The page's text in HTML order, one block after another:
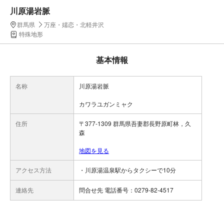
川原湯岩脈
群馬県
万座・嬬恋・北軽井沢
特殊地形
基本情報
名称 川原湯岩脈
カワラユガンミャク
住所
〒377-1309 群馬県吾妻郡長野原町林，久
森
地図を見る
アクセス方法 ・川原湯温泉駅からタクシーで10分
連絡先 問合せ先 電話番号：0279-82-4517